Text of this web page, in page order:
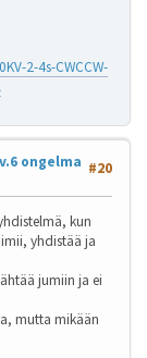
2-4s-CWCCW-
#20
ongelma
kun
yhdistää ja
jumiin ja ei
mutta mikään